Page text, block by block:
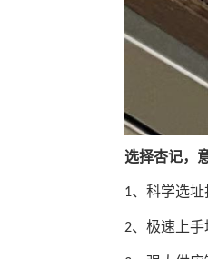
选择杏记，
1、 科学选址
2、极速上手